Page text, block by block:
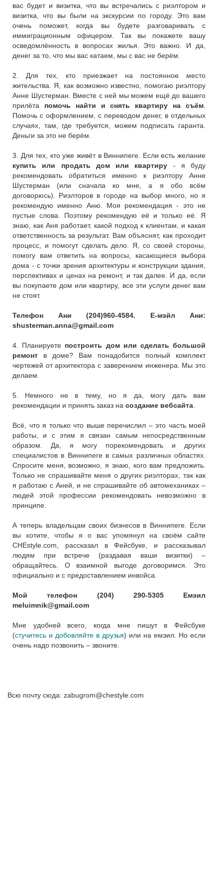
вас будет и визитка, что вы встречались с риэлтором и
визитка, что вы были на экскурсии по городу. Это вам
очень поможет, когда вы будете разговаривать с
иммиграционным офицером. Так вы покажете вашу
осведомлённость в вопросах жилья. Это важно. И да,
денег за то, что мы вас катаем, мы с вас не берём.
2. Для тех, кто приезжает на постоянное место
жительства. Я, как возможно известно, помогаю риэлтору
Анне Шустерман. Вместе с ней мы можем ещё до вашего
прилёта помочь найти и снять квартиру на съём
Помочь с оформлением, с переводом денег, в отдельных
случаях, там, где требуется, можем подписать гаранта.
Деньги за это не берём.
3. Для тех, кто уже живёт в Виннипеге. Если есть желание
купить или продать дом или квартиру - я буду
рекомендовать обратиться именно к риэлтору Анне
Шустерман (или сначала ко мне, а я обо всём
договорюсь). Риэлторов в городе на выбор много, но я
рекомендую именно Аню. Моя рекомендация - это не
пустые слова. Поэтому рекомендую её и только её. Я
знаю, как Аня работает, какой подход к клиентам, и какая
ответственность за результат. Вам объяснят, как проходит
процесс, и помогут сделать дело. Я, со своей стороны,
помогу вам ответить на вопросы, касающиеся выбора
дома - с точки зрения архитектуры и конструкции здания,
перспективах и ценах на ремонт, и так далее. И да, если
вы покупаете дом или квартиру, все эти услуги денег вам
не стоят.
Телефон Ани (204)960-4584. Е-мэйл Ани:
shusterman.anna@gmail.com
4. Планируете построить дом или сделать большой
ремонт в доме? Вам понадобится полный комплект
чертежей от архитектора с заверением инженера. Мы это
делаем.
5. Немного не в тему, но я да, могу дать вам
рекомендации и принять заказ на создание вебсайта
Всё, что я только что выше перечислил – это часть моей
работы, и с этим я связан самым непосредственным
образом. Да, я могу порекомендовать и других
специалистов в Виннипеге в самых различных областях.
Спросите меня, возможно, я знаю, кого вам предложить.
Только не спрашивайте меня о других риэлторах, так как
я работаю с Аней, и не спрашивайте об автомеханиках –
людей этой профессии рекомендовать невозможно в
принципе.
А теперь владельцам своих бизнесов в Виннипеге. Если
вы хотите, чтобы я о вас упомянул на своём сайте
CHEstyle.com, рассказал в Фейсбуке, и рассказывал
людям при встрече (раздавая ваши визитки) –
обращайтесь. О взаимной выгоде договоримся. Это
официально и с предоставлением инвойса.
Мой телефон (204) 290-5305 Емэил
meluimnik@gmail.com
Мне удобней всего, когда мне пишут в Фейсбуке
(стучитесь и добовляйте в друзья) или на емэил. Но если
очень надо позвонить – звоните.
Всю почту сюда: zabugrom@chestyle.com